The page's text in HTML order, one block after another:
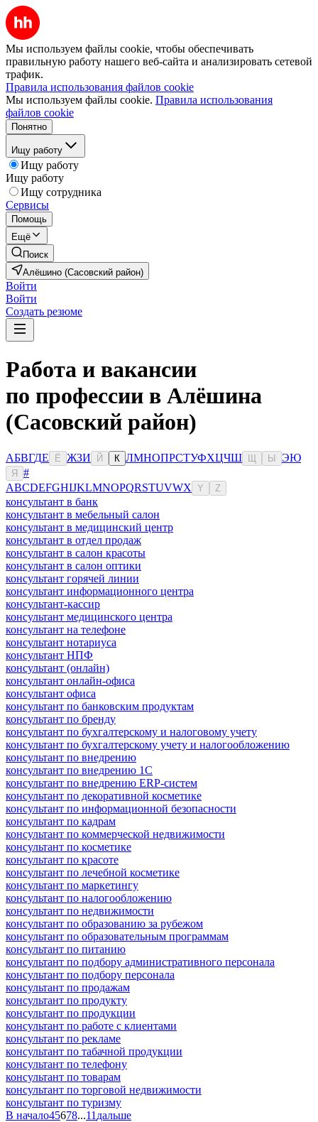
Мы используем файлы cookie, чтобы обеспечивать
правильную работу нашего веб-сайта и анализировать сетевой
трафик.
Правила использования файлов cookie
Мы используем файлы cookie. Правила использования
файлов cookie
Понятно
Ищу работу
Ищу работу
Ищу работу
Ищу сотрудника
Сервисы
Помощь
Ещё
Поиск
Алёшино (Сасовский район)
Войти
Войти
Создать резюме
Работа и вакансии
по профессии в Алёшина
(Сасовский район)
АБВГДЕ Ё ЖЗИ Й К ЛМНОПРСТУФХЦЧШ Ы ЭЮ
Я
#
ABCDEFGHIJKLMNOPQRSTUVWX Y Z
консультант в банк
консультант в мебельный салон
консультант в медицинский центр
консультант в отдел продаж
консультант в салон красоты
консультант в салон оптики
консультант горячей линии
консультант информационного центра
консультант-кассир
консультант медицинского центра
консультант на телефоне
консультант нотариуса
консультант НПФ
консультант (онлайн)
консультант онлайн-офиса
консультант офиса
консультант по банковским продуктам
консультант по бренду
консультант по бухгалтерскому и налоговому учету
консультант по бухгалтерскому учету и налогообложению
консультант по внедрению
консультант по внедрению 1С
консультант по внедрению ERP-систем
консультант по декоративной косметике
консультант по информационной безопасности
консультант по кадрам
консультант по коммерческой недвижимости
консультант по косметике
консультант по красоте
консультант по лечебной косметике
консультант по маркетингу
консультант по налогообложению
консультант по недвижимости
консультант по образованию за рубежом
консультант по образовательным программам
консультант по питанию
консультант по подбору административного персонала
консультант по подбору персонала
консультант по продажам
консультант по продукту
консультант по продукции
консультант по работе с клиентами
консультант по рекламе
консультант по табачной продукции
консультант по телефону
консультант по товарам
консультант по торговой недвижимости
консультант по туризму
В начало45678...11 дальше